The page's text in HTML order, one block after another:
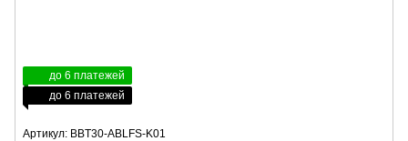
до 6 платежей
до 6 платежей
Артикул: BBT30-ABLFS-K01